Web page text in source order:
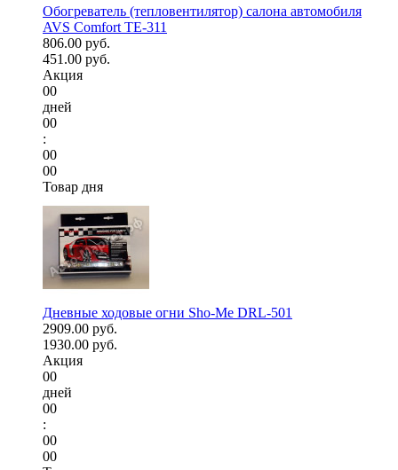
Обогреватель (тепловентилятор) салона автомобиля
AVS Comfort TE-311
806.00 руб.
451.00 руб.
Акция
00
дней
00
:
00
00
Товар дня
Дневные ходовые огни Sho-Me DRL-501
2909.00 руб.
1930.00 руб.
Акция
00
дней
00
:
00
00